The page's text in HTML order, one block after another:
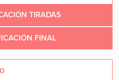
TIRADAS
FINAL